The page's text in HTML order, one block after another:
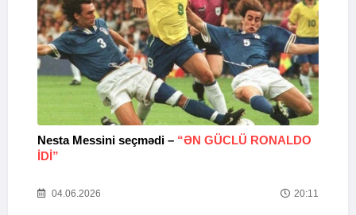
Nesta Messini seçmədi – “ƏN GÜCLÜ RONALDO
IDI”
04.06.2026 20:11